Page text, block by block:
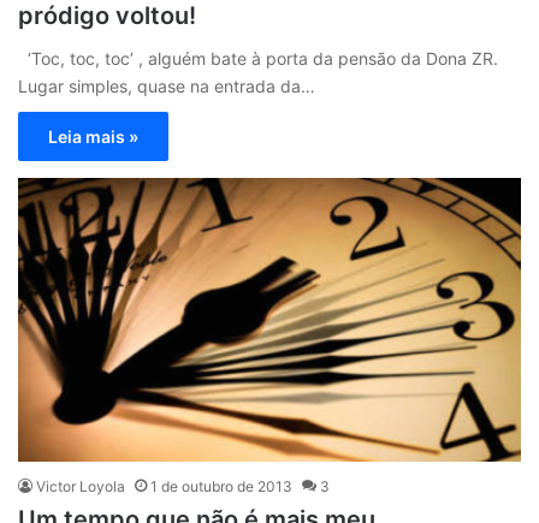
pródigo voltou!
‘Toc, toc, toc’ , alguém bate à porta da pensão da Dona ZR.
Lugar simples, quase na entrada da…
Leia mais »
Victor Loyola 1 de outubro de 2013 3